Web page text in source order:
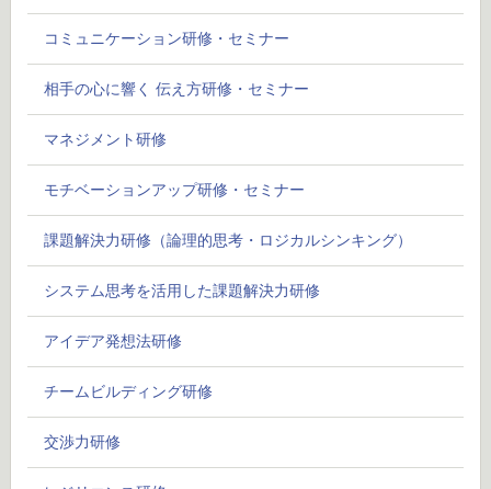
コミュニケーション研修・セミナー
相手の心に響く 伝え方研修・セミナー
マネジメント研修
モチベーションアップ研修・セミナー
課題解決力研修（論理的思考・ロジカルシンキング）
システム思考を活用した課題解決力研修
アイデア発想法研修
チームビルディング研修
交渉力研修